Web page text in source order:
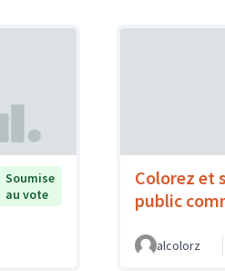
Soumise
au vote
Colorez et
public
alcolorz